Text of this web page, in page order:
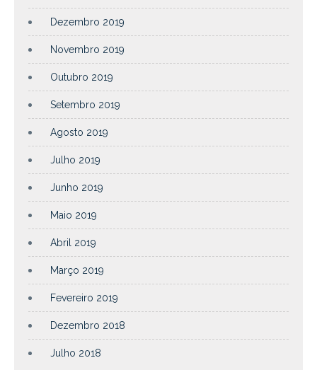
Dezembro 2019
Novembro 2019
Outubro 2019
Setembro 2019
Agosto 2019
Julho 2019
Junho 2019
Maio 2019
Abril 2019
Março 2019
Fevereiro 2019
Dezembro 2018
Julho 2018